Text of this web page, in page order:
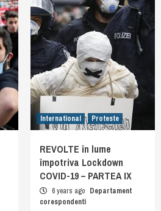
International Proteste
REVOLTE în lume
împotriva Lockdown
COVID-19 – PARTEA IX
6 years ago Departament
corespondenti